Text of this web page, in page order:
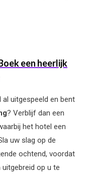
een heerlijk
uitgespeeld en bent
? Verblijf dan een
het hotel een
uw slag op de
ochtend, voordat
op u te